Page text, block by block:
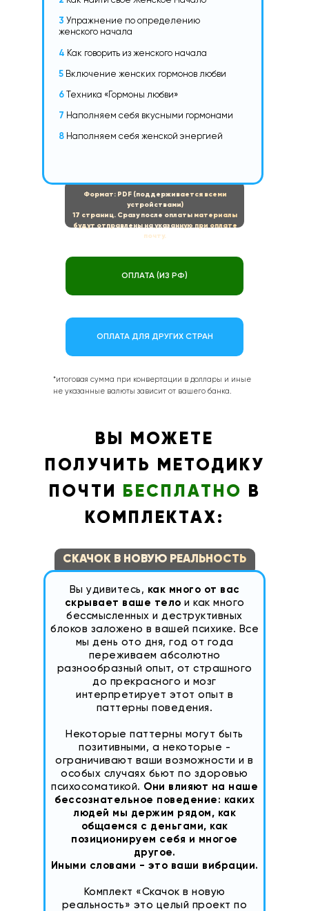
Формат: PDF (поддерживается всеми
устройствами)
17 страниц. Сразу после оплаты материалы
будут отправлены на указанную при оплате
почту.
3 Упражнение по определению
женского начала
4 Как говорить из женского начала
5 Включение женских гормонов любви
ОПЛАТА (ИЗ РФ)
6 Техника «Гормоны любви»
7 Наполняем себя вкусными гормонами
8 Наполняем себя женской энергией
ОПЛАТА ДЛЯ ДРУГИХ СТРАН
*итоговая сумма при конвертации в доллары и иные
не указанные валюты зависит от вашего банка.
СКАЧОК В НОВУЮ РЕАЛЬНОСТЬ
Вы удивитесь, как много от вас
скрывает ваше тело и как много
бессмысленных и деструктивных
блоков заложено в вашей психике. Все
мы день ото дня, год от года
переживаем абсолютно
разнообразный опыт, от страшного
до прекрасного и мозг
интерпретирует этот опыт в
паттерны поведения.
Некоторые паттерны могут быть
позитивными, а некоторые -
ограничивают ваши возможности и в
особых случаях бьют по здоровью
психосоматикой. Они влияют на наше
бессознательное поведение: каких
людей мы держим рядом, как
общаемся с деньгами, как
позиционируем себя и многое
другое.
Иными словами - это ваши вибрации.
Комплект «Скачок в новую
реальность» это целый проект по
ВЫ МОЖЕТЕ
ПОЛУЧИТЬ МЕТОДИКУ
ПОЧТИ БЕСПЛАТНО В
КОМПЛЕКТАХ: